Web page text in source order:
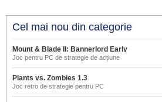
Cel mai nou din categorie
Mount & Blade II: Bannerlord Early
Access
Joc pentru PC de strategie de acțiune
Plants vs. Zombies 1.3
Joc retro de strategie pentru PC